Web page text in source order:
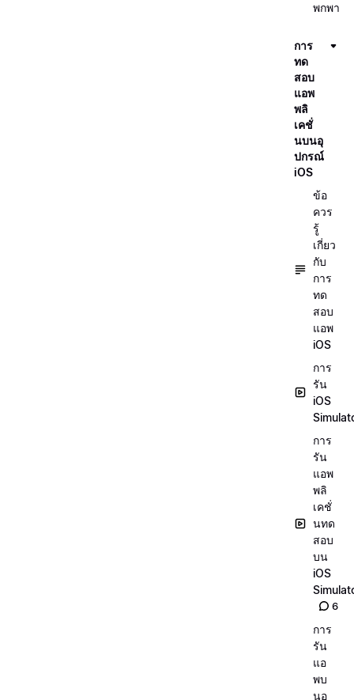
พกพา
การ
ทด
สอบ
แอพ
พลิ
เคชั่
นบนอุ
ปกรณ์
iOS
ข้อ
ควร
รู้
เกี่ยว
กับ
การ
ทด
สอบ
แอพ
iOS
การ
รัน
iOS
การ
รัน
แอพ
พลิ
เคชั่
นทด
สอบ
บน
iOS
6
การ
รัน
แอ
พบ
นอุ